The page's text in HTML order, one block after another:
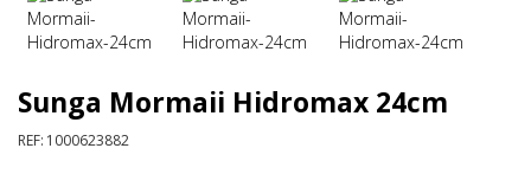
Sunga Mormaii Hidromax 24cm
REF: 1000623882